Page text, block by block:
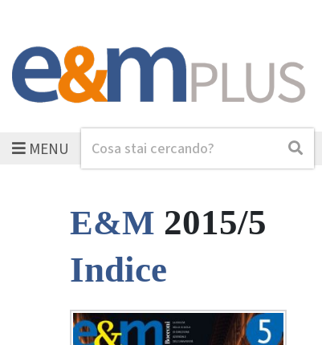
MENUCerca Cerca
E&M 2015/5
Indice